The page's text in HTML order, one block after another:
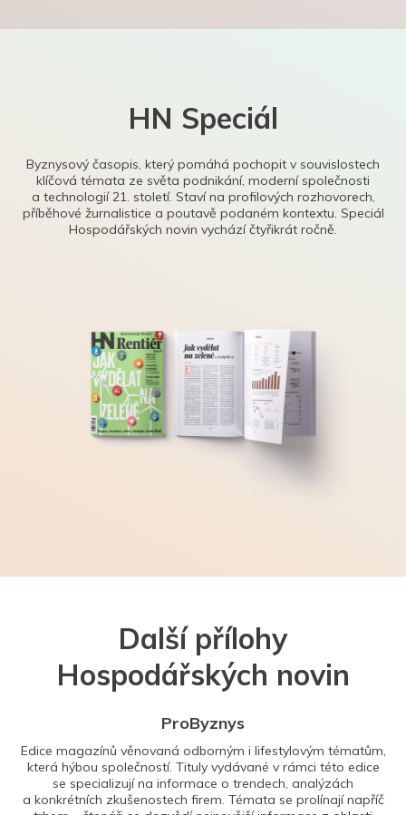
HN Speciál
Byznysový časopis, který pomáhá pochopit v souvislostech
klíčová témata ze světa podnikání, moderní společnosti
a technologií 21. století. Staví na profilových rozhovorech,
příběhové žurnalistice a poutavě podaném kontextu. Speciál
Hospodářských novin vychází čtyřikrát ročně.
Další přílohy
Hospodářských novin
ProByznys
Edice magazínů věnovaná odborným i lifestylovým tématům,
která hýbou společností. Tituly vydávané v rámci této edice
se specializují na informace o trendech, analýzách
a konkrétních zkušenostech firem. Témata se prolínají napříč